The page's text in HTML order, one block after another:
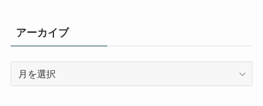
アーカイブ